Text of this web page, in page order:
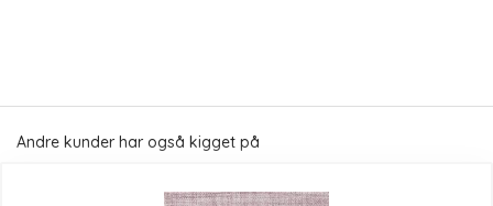
Andre kunder har også kigget på